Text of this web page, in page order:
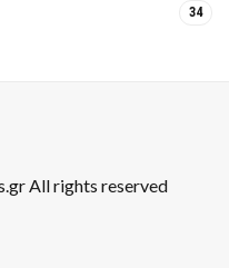
34
All rights reserved